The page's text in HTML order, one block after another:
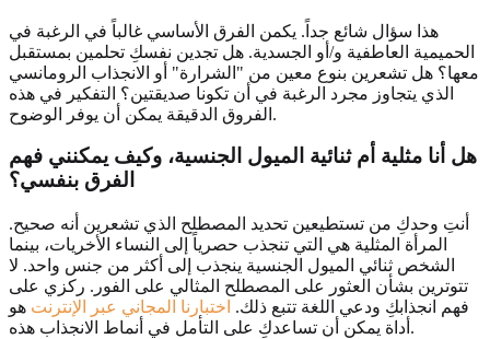
هذا سؤال شائع جداً. يكمن الفرق الأساسي غالباً في الرغبة في
الحميمية العاطفية و/أو الجسدية. هل تجدين نفسكِ تحلمين بمستقبل
معها؟ هل تشعرين بنوع معين من "الشرارة" أو الانجذاب الرومانسي
الذي يتجاوز مجرد الرغبة في أن تكونا صديقتين؟ التفكير في هذه
الفروق الدقيقة يمكن أن يوفر الوضوح.
هل أنا مثلية أم ثنائية الميول الجنسية، وكيف يمكنني فهم
الفرق بنفسي؟
أنتِ وحدكِ من تستطيعين تحديد المصطلح الذي تشعرين أنه صحيح.
المرأة المثلية هي التي تنجذب حصرياً إلى النساء الأخريات، بينما
الشخص ثنائي الميول الجنسية ينجذب إلى أكثر من جنس واحد. لا
تتوترين بشأن العثور على المصطلح المثالي على الفور. ركزي على
فهم انجذابكِ ودعي اللغة تتبع ذلك. اختبارنا المجاني عبر الإنترنت هو
أداة يمكن أن تساعدكِ على التأمل في أنماط الانجذاب هذه.